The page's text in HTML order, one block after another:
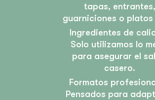
tapas, entrantes,
guarniciones o
Ingredientes de
Solo utilizamos lo
para asegurar el
casero.
Formatos
Pensados para